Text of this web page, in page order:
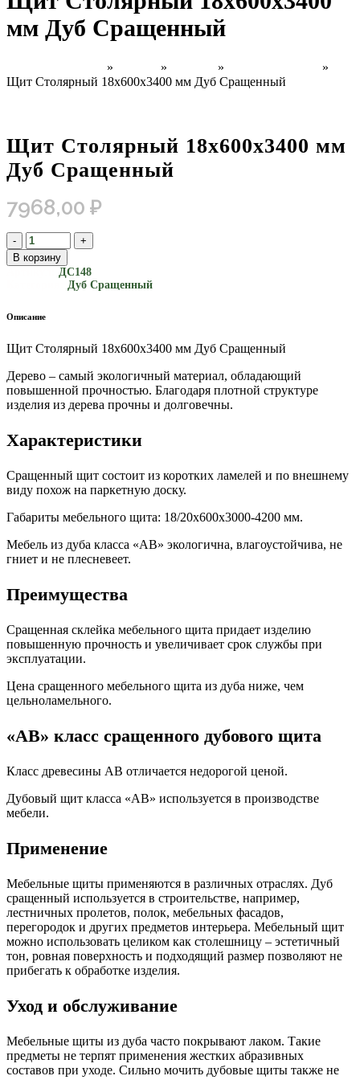
мм Дуб Сращенный
» » »
»
Щит Столярный 18х600х3400 мм Дуб Сращенный
Щит Столярный 18х600х3400 мм
Дуб Сращенный
7968,00 ₽
В корзину
ДС148
Дуб Сращенный
Описание
Щит Столярный 18х600х3400 мм Дуб Сращенный
Дерево – самый экологичный материал, обладающий
повышенной прочностью. Благодаря плотной структуре
изделия из дерева прочны и долговечны.
Характеристики
Сращенный щит состоит из коротких ламелей и по внешнему
виду похож на паркетную доску.
Габариты мебельного щита: 18/20х600х3000-4200 мм.
Мебель из дуба класса «АВ» экологична, влагоустойчива, не
гниет и не плесневеет.
Преимущества
Сращенная склейка мебельного щита придает изделию
повышенную прочность и увеличивает срок службы при
эксплуатации.
Цена сращенного мебельного щита из дуба ниже, чем
цельноламельного.
«АВ» класс сращенного дубового щита
Класс древесины АВ отличается недорогой ценой.
Дубовый щит класса «АВ» используется в производстве
мебели.
Применение
Мебельные щиты применяются в различных отраслях. Дуб
сращенный используется в строительстве, например,
лестничных пролетов, полок, мебельных фасадов,
перегородок и других предметов интерьера. Мебельный щит
можно использовать целиком как столешницу – эстетичный
тон, ровная поверхность и подходящий размер позволяют не
прибегать к обработке изделия.
Уход и обслуживание
Мебельные щиты из дуба часто покрывают лаком. Такие
предметы не терпят применения жестких абразивных
составов при уходе. Сильно мочить дубовые щиты также не